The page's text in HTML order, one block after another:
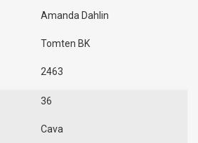
Amanda Dahlin
Tomten BK
2463
36
Cava